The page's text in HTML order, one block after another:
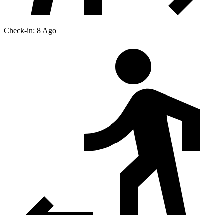
Check-in: 8 Ago